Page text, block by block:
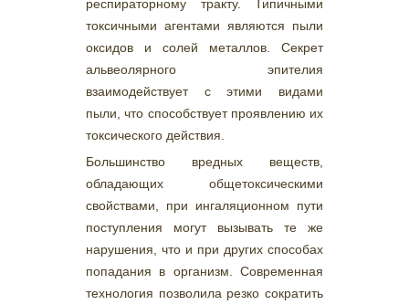
респираторному тракту. Типичными
токсичными агентами являются пыли
оксидов и солей металлов. Секрет
альвеолярного эпителия
взаимодействует с этими видами
пыли, что способствует проявлению их
токсического действия.
Большинство вредных веществ,
обладающих общетоксическими
свойствами, при ингаляционном пути
поступления могут вызывать те же
нарушения, что и при других способах
попадания в организм. Современная
технология позволила резко сократить